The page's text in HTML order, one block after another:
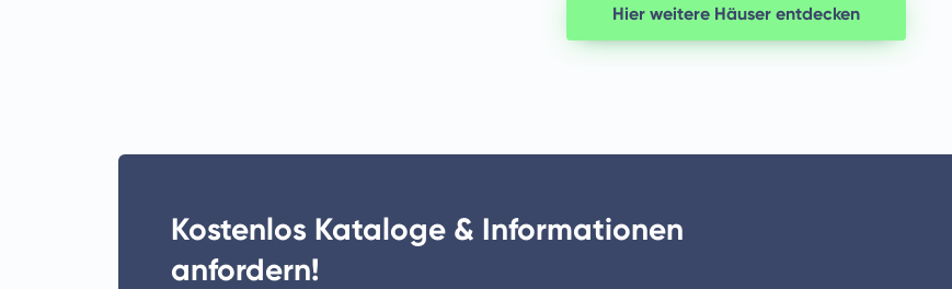
Hier weitere Häuser entdecken
Kostenlos Kataloge & Informationen
anfordern!